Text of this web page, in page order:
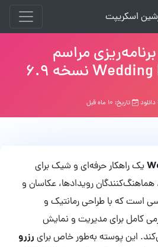
اسکریپت
مراسم
تاریخ: ۱۰ ماه قبل
یک راهکار حرفه‌ای و شیک برای
هماهنگ‌کنندگان رویدادها، عکاسان و
است که با طراحی رمانتیک و
کامل برای مدیریت و نمایش
این پوسته به‌طور خاص برای رزرو